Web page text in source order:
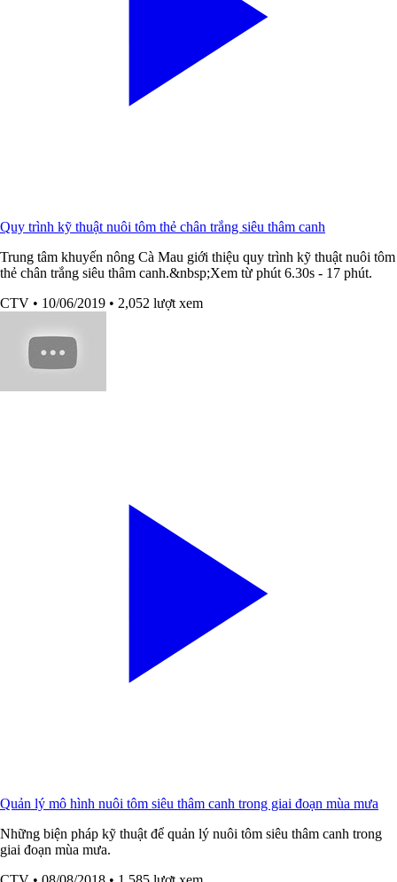
Quy trình kỹ thuật nuôi tôm thẻ chân trắng siêu thâm canh
Trung tâm khuyến nông Cà Mau giới thiệu quy trình kỹ thuật nuôi tôm
thẻ chân trắng siêu thâm canh.&nbsp;Xem từ phút 6.30s - 17 phút.
CTV • 10/06/2019 • 2,052 lượt xem
Quản lý mô hình nuôi tôm siêu thâm canh trong giai đoạn mùa mưa
Những biện pháp kỹ thuật để quản lý nuôi tôm siêu thâm canh trong
giai đoạn mùa mưa.